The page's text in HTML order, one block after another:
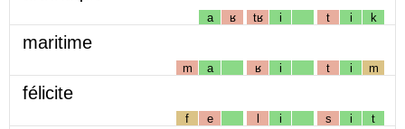
a ʁ tʁ i t i k
maritime
m a ʁ i t i m
félicite
f e l i s i t